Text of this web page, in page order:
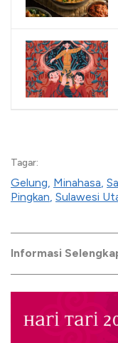
Tagar:
Gelung, Minahasa,
Pingkan, Sulawesi
Informasi